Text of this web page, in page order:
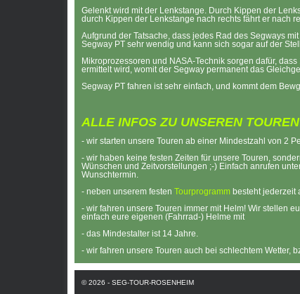
Gelenkt wird mit der Lenkstange. Durch Kippen der
durch Kippen der Lenkstange nach rechts fährt er nach
Aufgrund der Tatsache, dass jedes Rad des Segways
Segway PT sehr wendig und kann sich sogar auf der
Mikroprozessoren und NASA-Technik sorgen dafür,
ermittelt wird, womit der Segway permanent das
Segway PT fahren ist sehr einfach, und kommt dem
ALLE INFOS ZU UNSEREN TOUREN
- wir starten unsere Touren ab einer Mindestzahl von 2
- wir haben keine festen Zeiten für unsere Touren,
Wünschen und Zeitvorstellungen ;-) Einfach anrufen
Wunschtermin.
- neben unserem festen Tourprogramm besteht jederzeit
- wir fahren unsere Touren immer mit Helm! Wir stellen
einfach eure eigenen (Fahrrad-) Helme mit
- das Mindestalter ist 14 Jahre.
- wir fahren unsere Touren auch bei schlechtem Wetter,
überspringen
© 2026 - SEG-TOUR-ROSENHEIM